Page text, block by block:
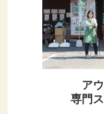
ア
専門